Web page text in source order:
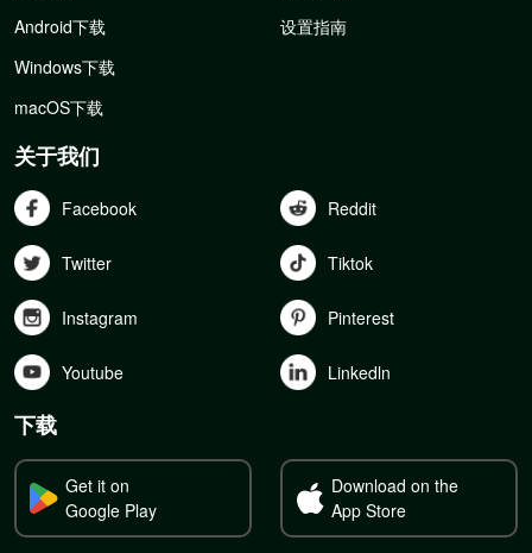
Android下载
Windows下载
macOS下载
设置指南
关于我们
Facebook Reddit
Twitter Tiktok
Instagram Pinterest
Youtube Linkedln
下载
Get it on
Google Play
Download on the
App Store